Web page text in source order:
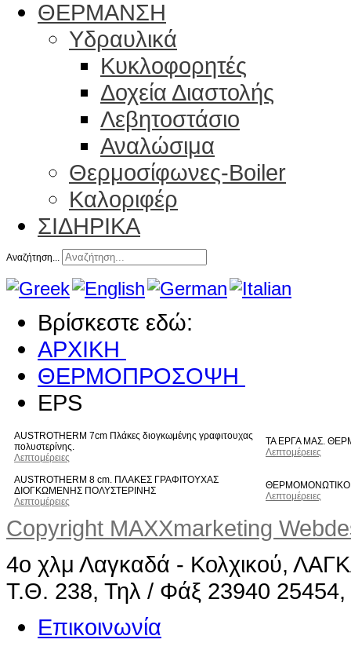
ΘΕΡΜΑΝΣΗ
Υδραυλικά
Κυκλοφορητές
Δοχεία Διαστολής
Λεβητοστάσιο
Αναλώσιμα
Θερμοσίφωνες-Boiler
Καλοριφέρ
ΣΙΔΗΡΙΚΑ
Αναζήτηση...
Βρίσκεστε εδώ:
ΑΡΧΙΚΗ
ΘΕΡΜΟΠΡΟΣΟΨΗ
EPS
AUSTROTHERM 7cm Πλάκες διογκωμένης γραφιτουχας
πολυστερίνης.
Λεπτομέρειες
ΤΑ ΕΡΓΑ ΜΑΣ.
Λεπτομέρειες
AUSTROTHERM 8 cm. ΠΛΑΚΕΣ ΓΡΑΦΙΤΟΥΧΑΣ
ΔΙΟΓΚΩΜΕΝΗΣ ΠΟΛΥΣΤΕΡΙΝΗΣ
Λεπτομέρειες
ΘΕΡΜΟΜΟΝΩΤΙΚΟ
Λεπτομέρειες
Copyright MAXXmarketing
4ο χλμ Λαγκαδά - Κολχικού,
Τ.Θ. 238, Τηλ / Φάξ 23940 25454,
Επικοινωνία